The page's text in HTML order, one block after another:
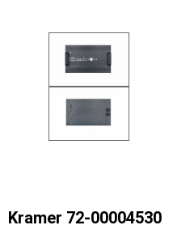
Kramer 72-00004530